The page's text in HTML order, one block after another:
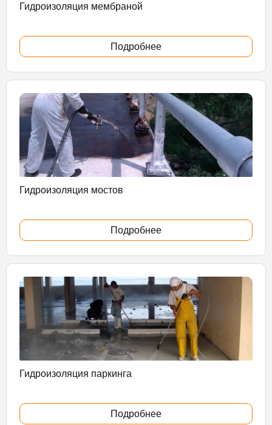
Гидроизоляция мембраной
Подробнее
Гидроизоляция мостов
Подробнее
Гидроизоляция паркинга
Подробнее